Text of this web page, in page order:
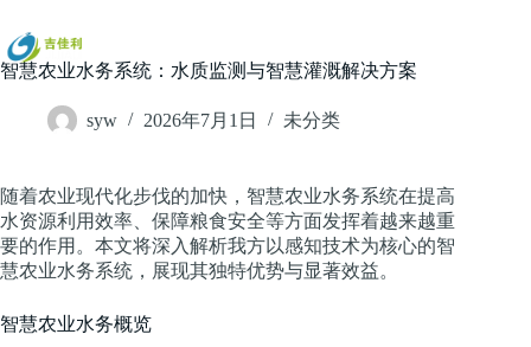
过
内
容
智慧农业水务系统：水质监测与智慧灌溉解决方案
syw 2026年7月1日 未分类
随着农业现代化步伐的加快，智慧农业水务系统在提高
水资源利用效率、保障粮食安全等方面发挥着越来越重
要的作用。本文将深入解析我方以感知技术为核心的智
慧农业水务系统，展现其独特优势与显著效益。
智慧农业水务概览